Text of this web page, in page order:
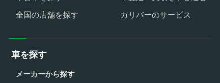
全国の店舗を探す
ガリバーのサービス
車を探す
メーカーから探す